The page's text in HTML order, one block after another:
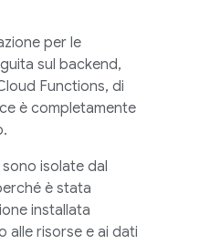
per le
sul backend,
Functions, di
è completamente
isolate dal
è stata
installata
alle risorse e ai dati